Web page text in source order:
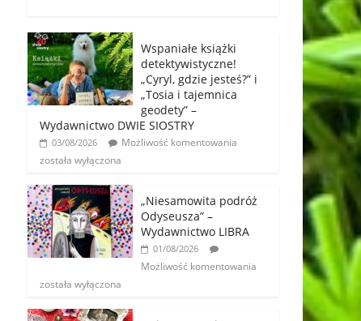
Wspaniałe książki
detektywistyczne!
„Cyryl, gdzie jesteś?” i
„Tosia i tajemnica
geodety” –
Wydawnictwo DWIE SIOSTRY
03/08/2026
Możliwość komentowania
została wyłączona
„Niesamowita podróż
Odyseusza” –
Wydawnictwo LIBRA
01/08/2026
Możliwość komentowania
została wyłączona